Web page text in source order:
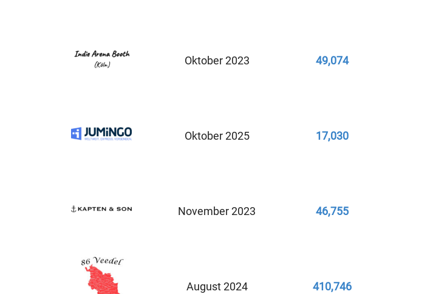
Oktober 2023 49,074
Oktober 2025 17,030
November 2023 46,755
August 2024 410,746